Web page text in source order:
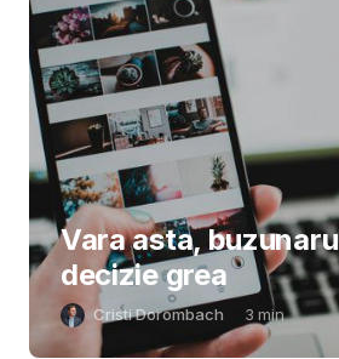
Vara asta,
decizie grea
Cristi Dorombach 3 min